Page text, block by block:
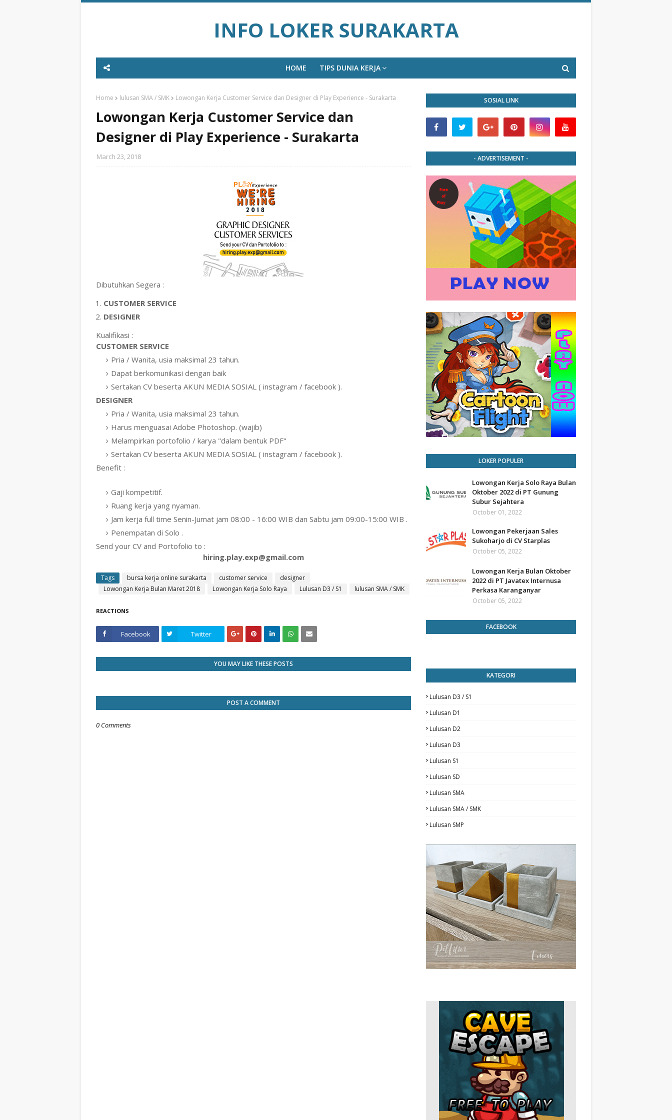
INFO LOKER SURAKARTA
HOME TIPS DUNIA KERJA
Home lulusan SMA / SMK Lowongan Kerja Customer Service dan Designer di Play Experience - Surakarta
Lowongan Kerja Customer Service dan
Designer di Play Experience - Surakarta
March 23, 2018
Dibutuhkan Segera :
CUSTOMER SERVICE
DESIGNER
Kualifikasi :
CUSTOMER SERVICE
Pria / Wanita, usia maksimal 23 tahun.
Dapat berkomunikasi dengan baik
Sertakan CV beserta AKUN MEDIA SOSIAL ( instagram / facebook ).
DESIGNER
Pria / Wanita, usia maksimal 23 tahun.
Harus menguasai Adobe Photoshop. (wajib)
Melampirkan portofolio / karya "dalam bentuk PDF"
Sertakan CV beserta AKUN MEDIA SOSIAL ( instagram / facebook ).
Benefit :
Gaji kompetitif.
Ruang kerja yang nyaman.
Jam kerja full time Senin-Jumat jam 08:00 - 16:00 WIB dan Sabtu jam 09:00-15:00 WIB .
Penempatan di Solo .
Send your CV and Portofolio to :
hiring.play.exp@gmail.com
Tags bursa kerja online surakarta customer service
designer
Lowongan Kerja Bulan Maret 2018
Lowongan Kerja Solo Raya Lulusan D3 / S1 lulusan SMA / SMK
REACTIONS
Facebook Twitter
YOU MAY LIKE THESE POSTS
POST A COMMENT
0 Comments
SOSIAL LINK
- ADVERTISEMENT -
LOKER POPULER
Lowongan Kerja Solo Raya Bulan
Oktober 2022 di PT Gunung
Subur Sejahtera
October 01, 2022
Lowongan Pekerjaan Sales
Sukoharjo di CV Starplas
October 05, 2022
Lowongan Kerja Bulan Oktober
2022 di PT Javatex Internusa
Perkasa Karanganyar
October 05, 2022
FACEBOOK
KATEGORI
Lulusan D3 / S1
Lulusan D1
Lulusan D2
Lulusan D3
Lulusan S1
Lulusan SD
Lulusan SMA
Lulusan SMA / SMK
Lulusan SMP